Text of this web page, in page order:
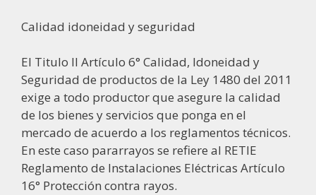
Calidad idoneidad y seguridad
El Titulo II Artículo 6° Calidad, Idoneidad y
Seguridad de productos de la Ley 1480 del 2011
exige a todo productor que asegure la calidad
de los bienes y servicios que ponga en el
mercado de acuerdo a los reglamentos técnicos.
En este caso pararrayos se refiere al RETIE
Reglamento de Instalaciones Eléctricas Artículo
16° Protección contra rayos.